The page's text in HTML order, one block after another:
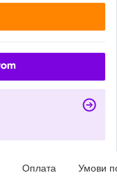
Оплата Умови